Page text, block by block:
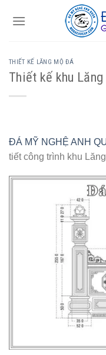
THIẾT KẾ LĂNG MỘ ĐÁ
Thiết kế khu
ĐÁ MỸ NGHỆ ANH
tiết công trình khu